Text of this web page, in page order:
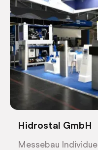
Hidrostal GmbH
Messebau Individuell